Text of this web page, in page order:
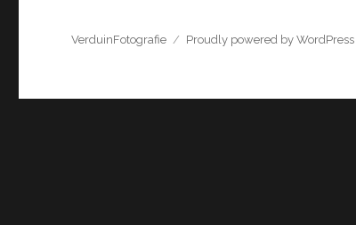
VerduinFotografie Proudly powered by WordPress